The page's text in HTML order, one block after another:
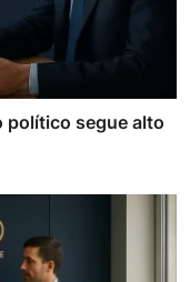
político segue alto